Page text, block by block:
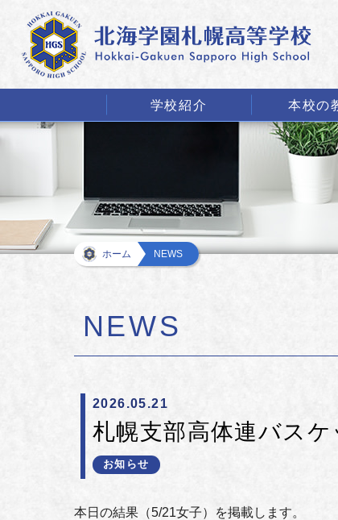
学校紹介 本校の
ホーム NEWS
NEWS
2026.05.21
札幌支部高体連バス
お知らせ
本日の結果（5/21女子）を掲載します。